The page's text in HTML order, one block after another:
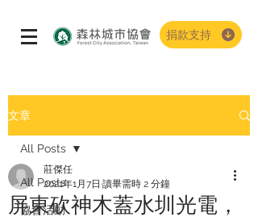
捐款支持
文章
All Posts
協會活動
All Posts
屏東砍神木蓋水圳光電，
莊傑任
2021年1月7日 讀畢需時 2 分鐘